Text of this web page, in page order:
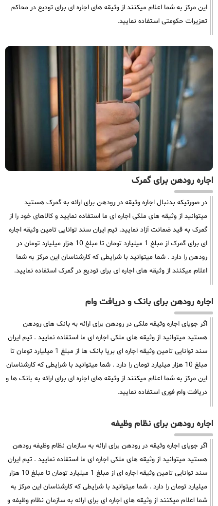
این مرکز به شما اعلام میکنند از وثیقه های اجاره ای برای تودیع در محاکم
تعزیرات حکومتی استفاده نمایید.
اجاره رودهن برای گمرک
در صورتیکه بدنبال اجاره وثیقه در رودهن برای ارائه به گمرک هستید
میتوانید از وثیقه های ملکی اجاره ای ما استفاده نمایید و کالاهای خود را از
گمرک به قید ضمانت آزاد نمایید. تیم ایران سند توانایی تامین وثیقه اجاره
ای برای گمرک از مبلغ 1 میلیارد تومان تا مبلغ 10 هزار میلیارد تومان در
رودهن را دارد . شما میتوانید با شرایطی که کارشناسان این مرکز به شما
اعلام میکنند از وثیقه های اجاره ای برای تودیع در گمرک استفاده نمایید.
اجاره رودهن برای بانک و دریافت وام
اگر جویای اجاره وثیقه ملکی در رودهن برای ارائه به بانک های رودهن
هستید میتوانید از وثیقه های ملکی اجاره ای ما استفاده نمایید . تیم ایران
سند توانایی تامین وثیقه اجاره ای بریا بانک ها از مبلغ 1 میلیارد تومان تا
مبلغ 10 هزار میلیارد تومان را دارد . شما میتوانید با شرایطی که کارشناسان
این مرکز به شما اعلام میکنند از وثیقه های اجاره ای برای ارائه به بانک ها و
دریافت وام فوری استفاده نمایید.
اجاره رودهن برای نظام وظیفه
اگر جویای اجاره وثیقه در رودهن برای ارائه به سازمان نظام وظیفه رودهن
هستید میتوانید از وثیقه های ملکی اجاره ای ما استفاده نمایید . تیم ایران
سند توانایی تامین وثیقه اجاره ای از مبلغ 1 میلیارد تومان تا مبلغ 10 هزار
میلیارد تومان را دارد . شما میتوانید با شرایطی که کارشناسان این مرکز به
شما اعلام میکنند از وثیقه های اجاره ای برای ارائه به سازمان نظام وظیفه و